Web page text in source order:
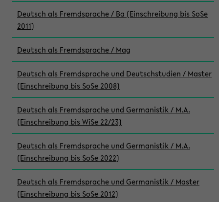
Deutsch als Fremdsprache / Ba (Einschreibung bis SoSe
2011)
Deutsch als Fremdsprache / Mag
Deutsch als Fremdsprache und Deutschstudien / Master
(Einschreibung bis SoSe 2008)
Deutsch als Fremdsprache und Germanistik / M.A.
(Einschreibung bis WiSe 22/23)
Deutsch als Fremdsprache und Germanistik / M.A.
(Einschreibung bis SoSe 2022)
Deutsch als Fremdsprache und Germanistik / Master
(Einschreibung bis SoSe 2012)